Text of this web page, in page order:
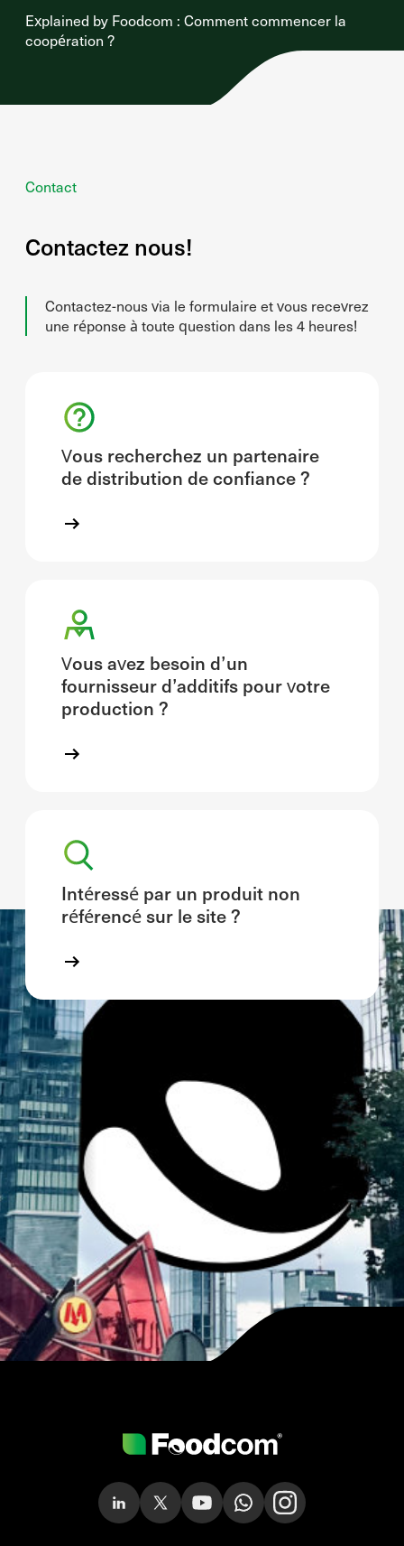
Explained by Foodcom : Comment commencer la
coopération ?
Contact
Contactez nous!
Contactez-nous via le formulaire et vous recevrez
une réponse à toute question dans les 4 heures!
Vous recherchez un partenaire
de distribution de confiance ?
Vous avez besoin d’un
fournisseur d’additifs pour votre
production ?
Intéressé par un produit non
référencé sur le site ?